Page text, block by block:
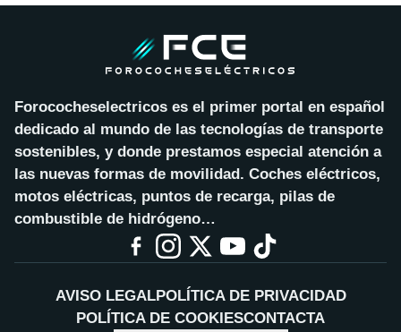
Forococheselectricos es el primer portal en español
dedicado al mundo de las tecnologías de transporte
sostenibles, y donde prestamos especial atención a
las nuevas formas de movilidad. Coches eléctricos,
motos eléctricas, puntos de recarga, pilas de
combustible de hidrógeno…
AVISO LEGALPOLÍTICA DE PRIVACIDAD
POLÍTICA DE COOKIESCONTACTA